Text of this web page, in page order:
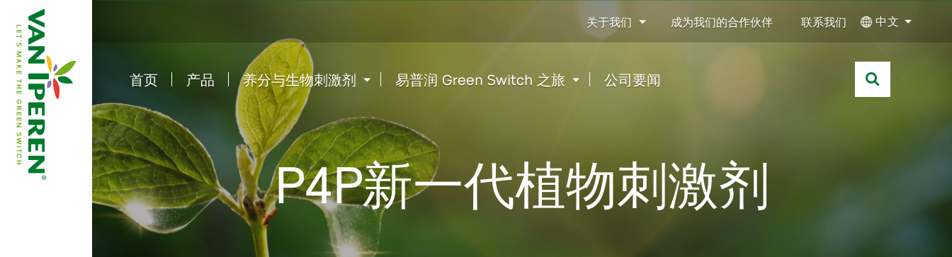
e
关于我们 成为我们的合作伙伴 联系我们 中文
首页 产品 养分与生物刺激剂 易普润 Green Switch 之旅 公司要闻
P4P新一代植物刺激剂